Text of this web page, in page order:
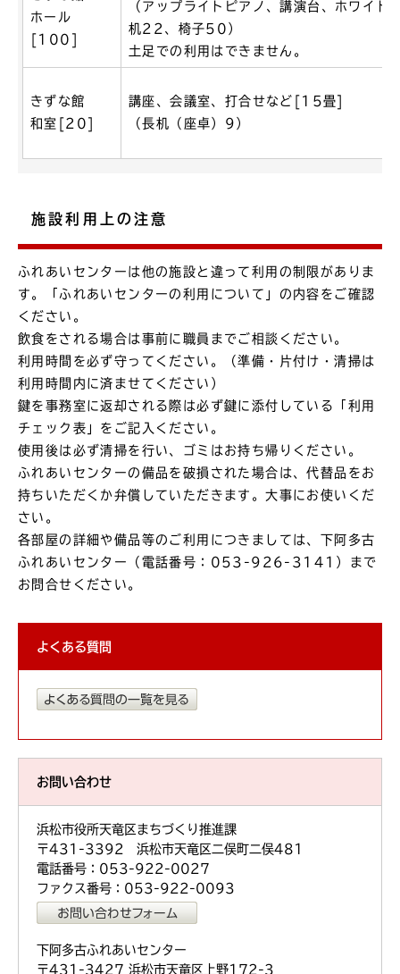
ホール
[100]
（アップライトピアノ、講演台、ホワイト
机22、椅子50）
土足での利用はできません。
きずな館
和室[20]
講座、会議室、打合せなど[15畳]
（長机（座卓）9）
施設利用上の注意
ふれあいセンターは他の施設と違って利用の制限がありま
す。「ふれあいセンターの利用について」の内容をご確認
ください。
飲食をされる場合は事前に職員までご相談ください。
利用時間を必ず守ってください。（準備・片付け・清掃は
利用時間内に済ませてください）
鍵を事務室に返却される際は必ず鍵に添付している「利用
チェック表」をご記入ください。
使用後は必ず清掃を行い、ゴミはお持ち帰りください。
ふれあいセンターの備品を破損された場合は、代替品をお
持ちいただくか弁償していただきます。大事にお使いくだ
さい。
各部屋の詳細や備品等のご利用につきましては、下阿多古
ふれあいセンター（電話番号：053-926-3141）まで
お問合せください。
よくある質問
お問い合わせ
浜松市役所天竜区まちづくり推進課
〒431-3392 浜松市天竜区二俣町二俣481
電話番号：053-922-0027
ファクス番号：053-922-0093
下阿多古ふれあいセンター
〒431-3427 浜松市天竜区上野172-3